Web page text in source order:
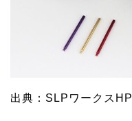
出典：SLPワークスHP